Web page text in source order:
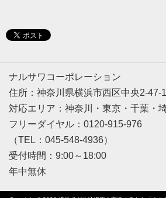
ナルサワコーポレーション
住所：神奈川県横浜市西区中央2-47-
対応エリア：神奈川・東京・千葉・
フリーダイヤル：0120-915-976
（TEL：045-548-4936）
受付時間：9:00～18:00
年中無休